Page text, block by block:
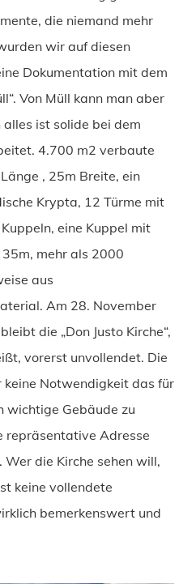
die niemand mehr
wir auf diesen
Dokumentation mit dem
Von Müll kann man aber
ist solide bei dem
4.700 m2 verbaute
, 25m Breite, ein
Krypta, 12 Türme mit
eine Kuppel mit
mehr als 2000
aus
Am 28. November
die „Don Justo Kirche“,
vorerst unvollendet. Die
Notwendigkeit das für
wichtige Gebäude zu
repräsentative Adresse
die Kirche sehen will,
keine vollendete
bemerkenswert und